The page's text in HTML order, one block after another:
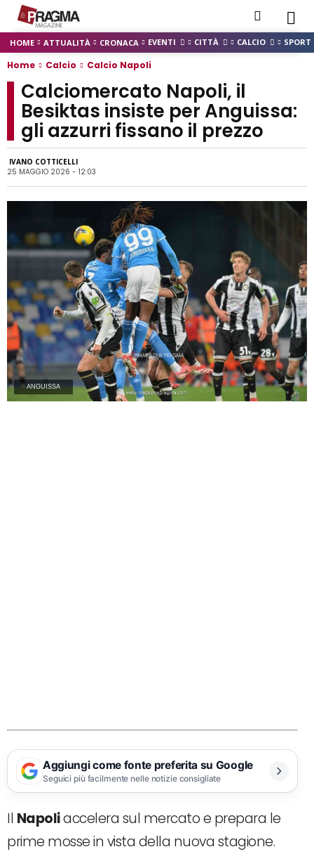
HOME ATTUALITÀ CRONACA EVENTI CITTÀ CALCIO SPORT
Home Calcio Calcio Napoli
Calciomercato Napoli, il
Besiktas insiste per Anguissa:
gli azzurri fissano il prezzo
IVANO COTTICELLI
25 MAGGIO 2026 - 12:03
ANGUISSA
Aggiungi come fonte preferita su Google
Seguici più facilmente nelle notizie consigliate
Il Napoliaccelera sul mercato e prepara le
prime mosse in vista della nuova stagione.